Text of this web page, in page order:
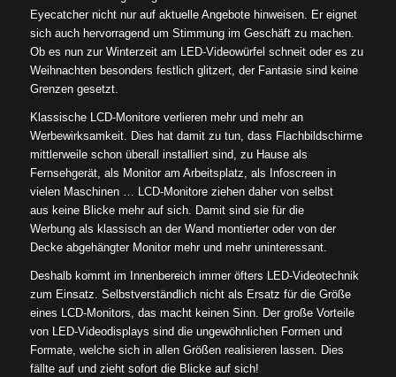
Eyecatcher nicht nur auf aktuelle Angebote hinweisen. Er eignet
sich auch hervorragend um Stimmung im Geschäft zu machen.
Ob es nun zur Winterzeit am LED-Videowürfel schneit oder es zu
Weihnachten besonders festlich glitzert, der Fantasie sind keine
Grenzen gesetzt.
Klassische LCD-Monitore verlieren mehr und mehr an
Werbewirksamkeit. Dies hat damit zu tun, dass Flachbildschirme
mittlerweile schon überall installiert sind, zu Hause als
Fernsehgerät, als Monitor am Arbeitsplatz, als Infoscreen in
vielen Maschinen … LCD-Monitore ziehen daher von selbst
aus keine Blicke mehr auf sich. Damit sind sie für die
Werbung als klassisch an der Wand montierter oder von der
Decke abgehängter Monitor mehr und mehr uninteressant.
Deshalb kommt im Innenbereich immer öfters LED-Videotechnik
zum Einsatz. Selbstverständlich nicht als Ersatz für die Größe
eines LCD-Monitors, das macht keinen Sinn. Der große Vorteile
von LED-Videodisplays sind die ungewöhnlichen Formen und
Formate, welche sich in allen Größen realisieren lassen. Dies
fällte auf und zieht sofort die Blicke auf sich!